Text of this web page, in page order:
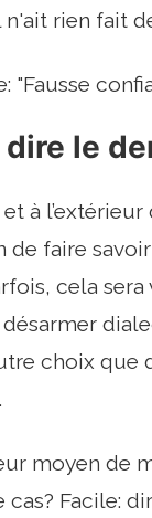
rien fait
"Fausse
le
à
de faire
cela
choix que
.
moyen de
cas? Facile: